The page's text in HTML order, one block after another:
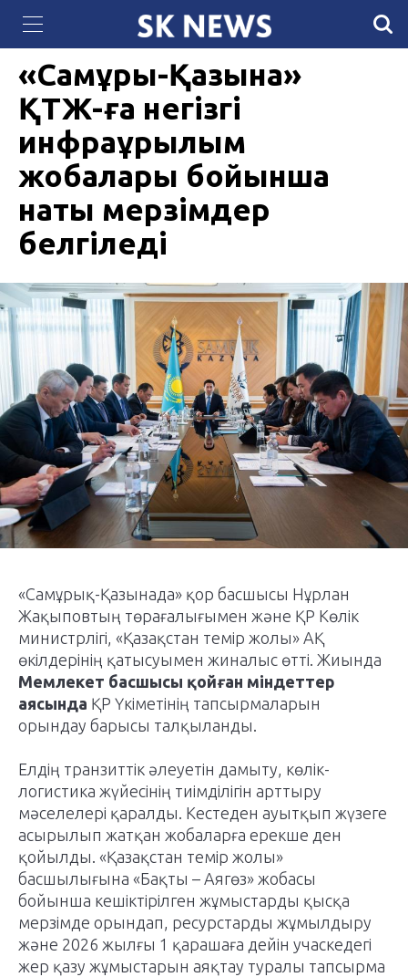
307 женщин в Мангистау успешно завершили
образовательную программу от «Самрук-Қазына»
17 АПРЕЛЯ 2026, 13:02 692 НҰРБОЛАТ АМАНЖОЛ
«Самұрық-Қазына»
ҚТЖ-ға негізгі
инфрақұрылым
жобалары бойынша
нақты мерзімдер
белгіледі
«Самұрық-Қазынада» қор басшысы Нұрлан
Жақыповтың төрағалығымен және ҚР Көлік
министрлігі, «Қазақстан темір жолы» АҚ
өкілдерінің қатысуымен жиналыс өтті. Жиында
Мемлекет басшысы қойған міндеттер
аясында ҚР Үкіметінің тапсырмаларын
орындау барысы талқыланды.
Елдің транзиттік әлеуетін дамыту, көлік-
логистика жүйесінің тиімділігін арттыру
мәселелері қаралды. Кестеден ауытқып жүзеге
асырылып жатқан жобаларға ерекше ден
қойылды. «Қазақстан темір жолы»
басшылығына «Бақты – Аягөз» жобасы
бойынша кешіктірілген жұмыстарды қысқа
мерзімде орындап, ресурстарды жұмылдыру
және 2026 жылғы 1 қарашаға дейін учаскедегі
жер қазу жұмыстарын аяқтау туралы тапсырма